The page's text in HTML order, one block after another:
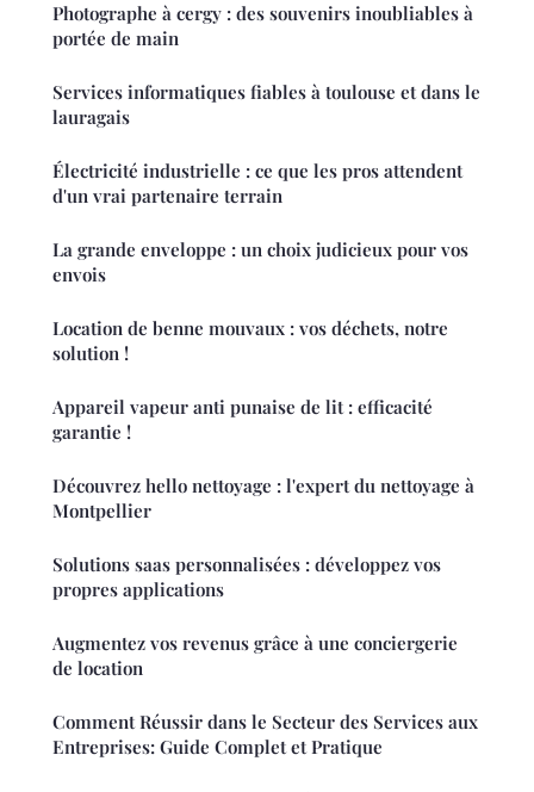
Photographe à cergy : des souvenirs inoubliables à
portée de main
Services informatiques fiables à toulouse et dans le
lauragais
Électricité industrielle : ce que les pros attendent
d'un vrai partenaire terrain
La grande enveloppe : un choix judicieux pour vos
envois
Location de benne mouvaux : vos déchets, notre
solution !
Appareil vapeur anti punaise de lit : efficacité
garantie !
Découvrez hello nettoyage : l'expert du nettoyage à
Montpellier
Solutions saas personnalisées : développez vos
propres applications
Augmentez vos revenus grâce à une conciergerie
de location
Comment Réussir dans le Secteur des Services aux
Entreprises: Guide Complet et Pratique